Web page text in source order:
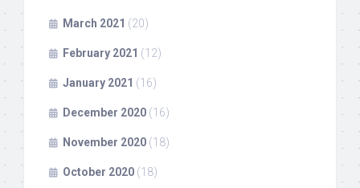
March 2021 (20)
February 2021 (12)
January 2021 (16)
December 2020 (16)
November 2020 (18)
October 2020 (18)